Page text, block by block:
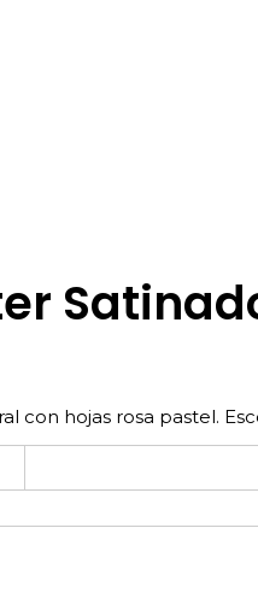
con hojas rosa pastel.